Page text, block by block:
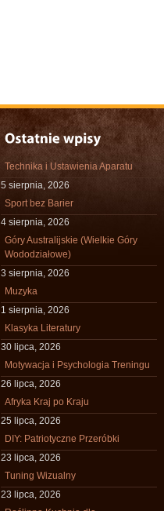
Technika i Ustawienia Aparatu
5 sierpnia, 2026
Sport bez Barier
4 sierpnia, 2026
Góry Australijskie (Wielkie Góry
Wododziałowe)
3 sierpnia, 2026
Muzyka
1 sierpnia, 2026
Klasyka Literatury
30 lipca, 2026
Motywacja i Psychologia Treningu
26 lipca, 2026
Afryka Kraj po Kraju
25 lipca, 2026
DIY: Patriotyczne Przeróbki
23 lipca, 2026
Tuning Wizualny
23 lipca, 2026